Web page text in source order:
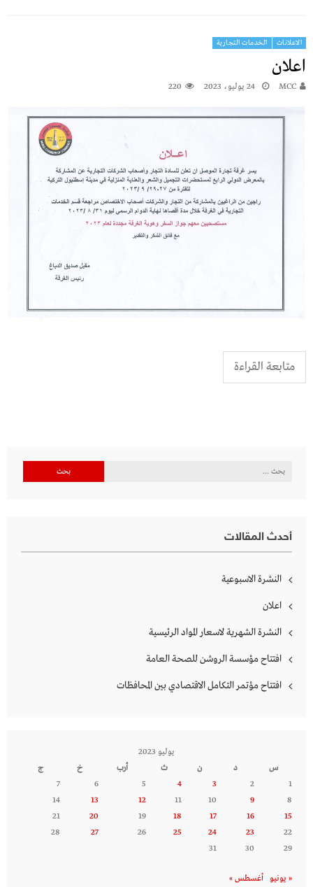
الاعلانات الخدمات التجارية
اعلان
MCC 24 يوليو، 2023 220
متابعة القراءة
البحث
أحدث المقالات
النشرة الاسبوعية
اعلان
النشرة الشهرية لاسعار المواد الرئيسية
افتتاح مؤسسة الروشن للصحة العامة
افتتاح مؤتمر التكامل الاقتصادي بين المحافظات
يوليو 2023
س
د ن ث أرب خ
ج
1
2
3
4
5
6
7
8
9
10
11
12
13
14
15
16
17
18
19
20
21
22
23
24
25
26
27
28
29
30
31
« يونيو أغسطس »